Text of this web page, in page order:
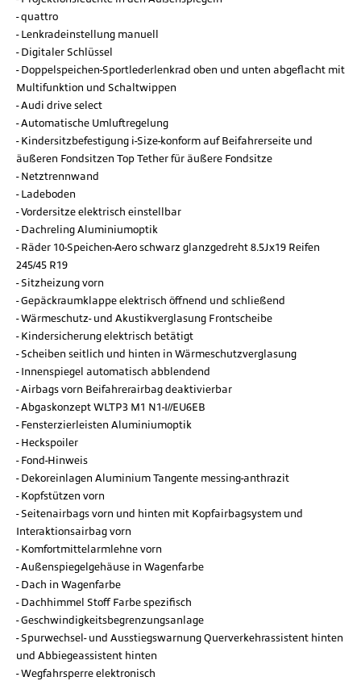
quattro
Lenkradeinstellung manuell
Digitaler Schlüssel
Doppelspeichen-Sportlederlenkrad oben und unten abgeflacht mit
Multifunktion und Schaltwippen
Audi drive select
Automatische Umluftregelung
Kindersitzbefestigung i-Size-konform auf Beifahrerseite und
äußeren Fondsitzen Top Tether für äußere Fondsitze
Netztrennwand
Ladeboden
Vordersitze elektrisch einstellbar
Dachreling Aluminiumoptik
Räder 10-Speichen-Aero schwarz glanzgedreht 8.5Jx19 Reifen
245/45 R19
Sitzheizung vorn
Gepäckraumklappe elektrisch öffnend und schließend
Wärmeschutz- und Akustikverglasung Frontscheibe
Kindersicherung elektrisch betätigt
Scheiben seitlich und hinten in Wärmeschutzverglasung
Innenspiegel automatisch abblendend
Airbags vorn Beifahrerairbag deaktivierbar
Abgaskonzept WLTP3 M1 N1-I//EU6EB
Fensterzierleisten Aluminiumoptik
Heckspoiler
Fond-Hinweis
Dekoreinlagen Aluminium Tangente messing-anthrazit
Kopfstützen vorn
Seitenairbags vorn und hinten mit Kopfairbagsystem und
Interaktionsairbag vorn
Komfortmittelarmlehne vorn
Außenspiegelgehäuse in Wagenfarbe
Dach in Wagenfarbe
Dachhimmel Stoff Farbe spezifisch
Geschwindigkeitsbegrenzungsanlage
Spurwechsel- und Ausstiegswarnung Querverkehrassistent hinten
und Abbiegeassistent hinten
Wegfahrsperre elektronisch